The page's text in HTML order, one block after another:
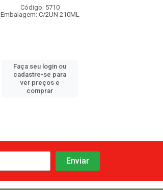
Código: 5710
Embalagem: C/2UN 210ML
Faça seu login ou
cadastre-se para
ver preços e
comprar